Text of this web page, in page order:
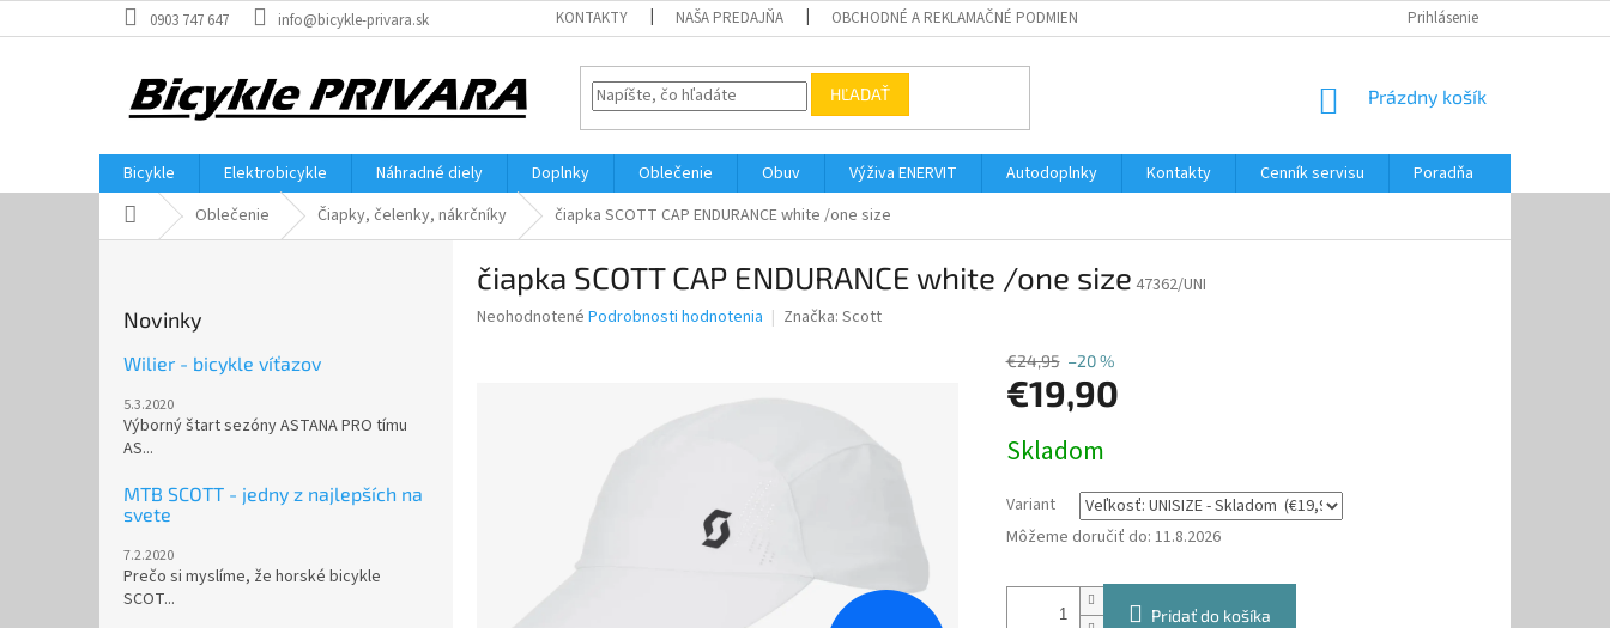
na
0903 747 647 info@bicykle-privara.sk KONTAKTY NAŠA PREDAJŇA OBCHODNÉ A REKLAMAČNÉ PODMIENKY PONÚKANÉ SLUŽBYPrihlásenie
HĽADAŤ
NÁKUPNÝ
Prázdny košík
Bicykle Elektrobicykle Náhradné diely Doplnky Oblečenie Obuv Výživa ENERVIT Autodoplnky Kontakty Cenník servisu
Poradňa
Domov Oblečenie Čiapky, čelenky, nákrčníky čiapka SCOTT CAP ENDURANCE white /one size
Novinky
Wilier - bicykle víťazov
5.3.2020
Výborný štart sezóny ASTANA PRO tímu
AS...
MTB SCOTT - jedny z najlepších na
svete
7.2.2020
Prečo si myslíme, že horské bicykle
SCOT...
čiapka SCOTT CAP ENDURANCE white /one size 47362/UNI
Priemerné
Neohodnotené Podrobnosti hodnotenia Značka: Scott
€24,95 –20 %
€19,90
cena:
Skladom
Variant
Môžeme doručiť do: 11.8.2026
Pridať do košíka